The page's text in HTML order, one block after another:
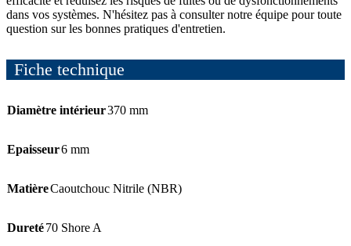
dans vos systèmes. N'hésitez pas à consulter notre équipe pour toute
question sur les bonnes pratiques d'entretien.
Fiche technique
Diamètre intérieur370 mm
Epaisseur6 mm
MatièreCaoutchouc Nitrile (NBR)
Dureté70 Shore A